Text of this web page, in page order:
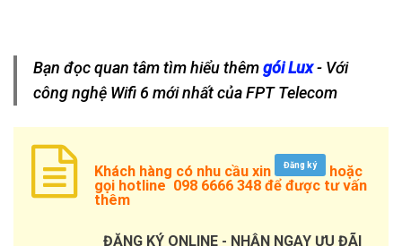
Bạn đọc quan tâm tìm hiểu thêmgói Lux- Với
công nghệ Wifi 6 mới nhất của FPT Telecom
Khách hàng có nhu cầu xin Đăng ký
hoặc
gọi hotline 098 6666 348 để được tư vấn
thêm
ĐĂNG KÝ ONLINE - NHẬN NGAY ƯU ĐÃI